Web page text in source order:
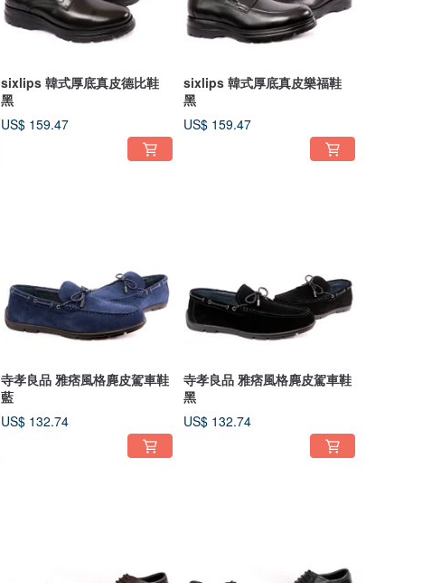
sixlips 韓式厚底真皮德比鞋
黑
US$ 159.47
sixlips 韓式厚底真皮樂福鞋
黑
US$ 159.47
寺孝良品 雅痞風格麂皮駕車鞋
藍
US$ 132.74
寺孝良品 雅痞風格麂皮駕車鞋
黑
US$ 132.74